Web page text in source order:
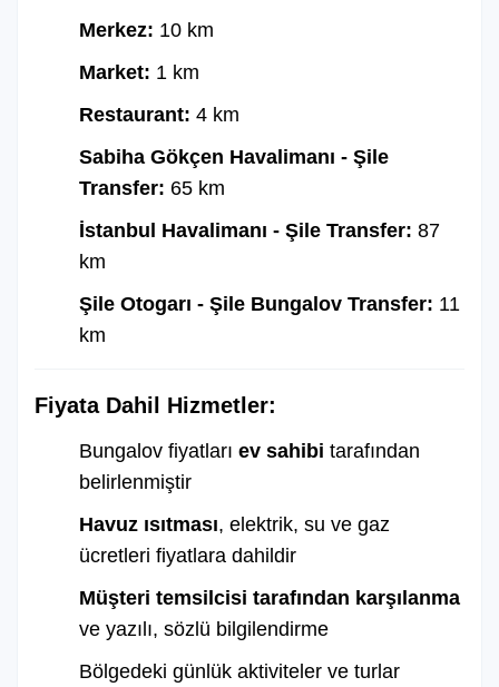
Merkez: 10 km
Market: 1 km
Restaurant: 4 km
Sabiha Gökçen Havalimanı - Şile
Transfer: 65 km
İstanbul Havalimanı - Şile Transfer: 87
km
Şile Otogarı - Şile Bungalov Transfer: 11
km
Fiyata Dahil Hizmetler:
Bungalov fiyatları ev sahibi tarafından
belirlenmiştir
Havuz ısıtması, elektrik, su ve gaz
ücretleri fiyatlara dahildir
Müşteri temsilcisi tarafından karşılanma
ve yazılı, sözlü bilgilendirme
Bölgedeki günlük aktiviteler ve turlar